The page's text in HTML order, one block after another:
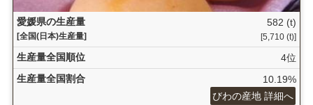
愛媛県の生産量
[全国(日本)生産量]
582 (t)
[5,710 (t)]
生産量全国順位
4位
生産量全国割合
10.19%
びわの産地 詳細へ